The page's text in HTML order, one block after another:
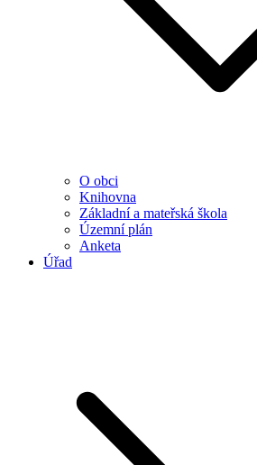
O obci
Knihovna
Základní a mateřská škola
Územní plán
Anketa
Úřad